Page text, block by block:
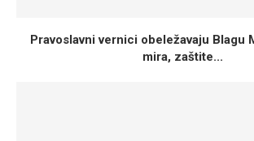
Pravoslavni vernici obeležavaju Blagu
mira, zaštite...